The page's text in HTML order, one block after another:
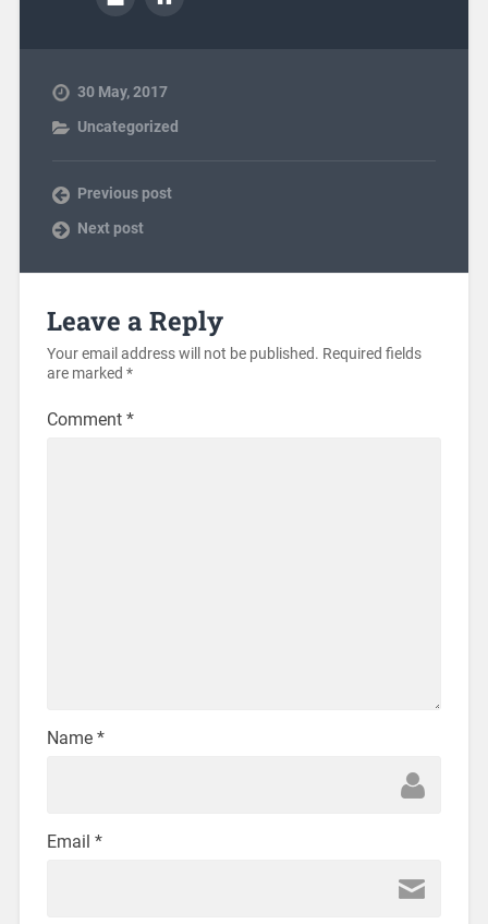
30 May, 2017
Uncategorized
Previous post
Next post
Leave a Reply
Your email address will not be published. Required fields
are marked *
Comment *
Name *
Email *